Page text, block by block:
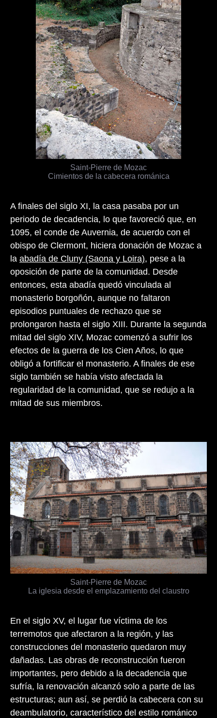
A finales del siglo XI, la casa pasaba por un
periodo de decadencia, lo que favoreció que, en
1095, el conde de Auvernia, de acuerdo con el
obispo de Clermont, hiciera donación de Mozac a
la abadía de Cluny (Saona y Loira), pese a la
oposición de parte de la comunidad. Desde
entonces, esta abadía quedó vinculada al
monasterio borgoñón, aunque no faltaron
episodios puntuales de rechazo que se
prolongaron hasta el siglo XIII. Durante la segunda
mitad del siglo XIV, Mozac comenzó a sufrir los
efectos de la guerra de los Cien Años, lo que
obligó a fortificar el monasterio. A finales de ese
siglo también se había visto afectada la
regularidad de la comunidad, que se redujo a la
mitad de sus miembros.
Saint-Pierre de Mozac
Cimientos de la cabecera románica
Saint-Pierre de Mozac
La iglesia desde el emplazamiento del claustro
En el siglo XV, el lugar fue víctima de los
terremotos que afectaron a la región, y las
construcciones del monasterio quedaron muy
dañadas. Las obras de reconstrucción fueron
importantes, pero debido a la decadencia que
sufría, la renovación alcanzó solo a parte de las
estructuras; aun así, se perdió la cabecera con su
deambulatorio, característico del estilo románico